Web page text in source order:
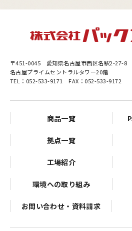
〒451-0045 愛知県名古屋市西区名駅2-27-8
名古屋プライムセントラルタワー20階
TEL：052-533-9171 FAX：052-533-9172
商品一覧
拠点一覧
工場紹介
環境への取り組み
お問い合わせ・資料請求